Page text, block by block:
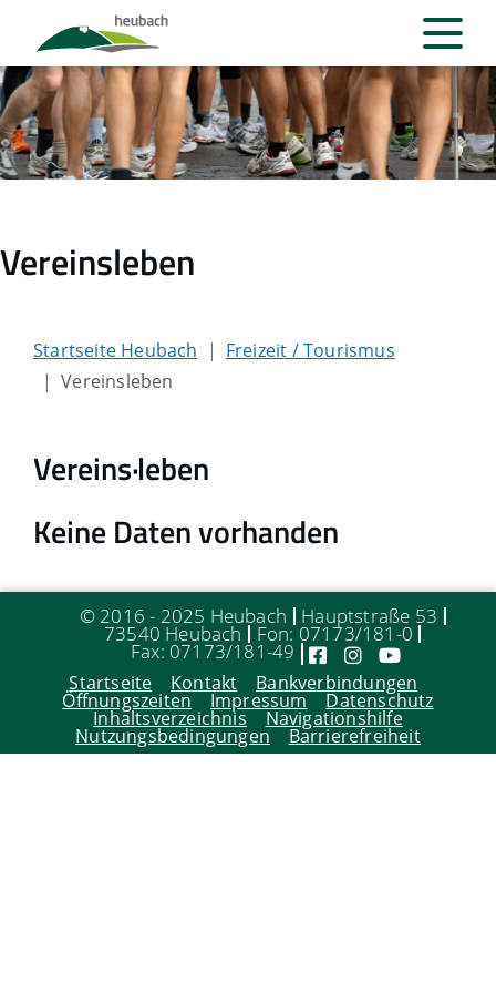
Vereinsleben
Startseite Heubach
Freizeit / Tourismus
Vereinsleben
Vereins·leben
Keine Daten vorhanden
© 2016 - 2025 Heubach Hauptstraße 53
73540 Heubach Fon: 07173/181-0
Fax: 07173/181-49
Startseite Kontakt Bankverbindungen
Öffnungszeiten Impressum Datenschutz
Inhaltsverzeichnis Navigationshilfe
Nutzungsbedingungen Barrierefreiheit